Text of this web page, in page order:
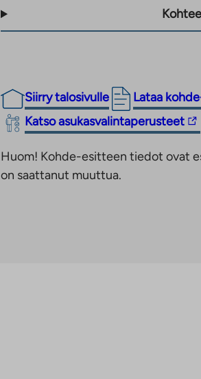
Siirry talosivulle Lataa
Linkki
vie
ulkopuoliseen
palveluun.
Katso asukasvalintaperusteet
Linkki
ulkopuoliseen
palveluun.
Huom! Kohde-esitteen tiedot ovat
on saattanut muuttua.